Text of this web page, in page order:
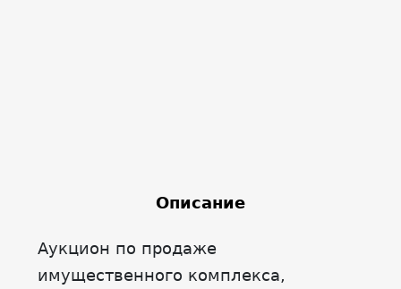
Описание
Аукцион по продаже
имущественного комплекса,